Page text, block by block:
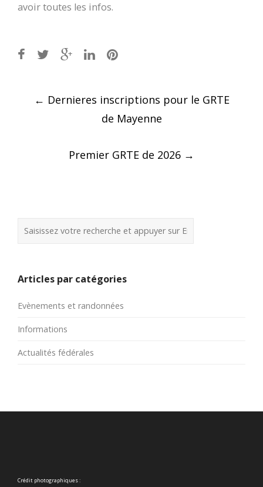
avoir toutes les infos.
Post
navigation
← Dernieres inscriptions pour le GRTE
de Mayenne
Premier GRTE de 2026 →
Articles par catégories
Evènements et randonnées
Informations
Actualités fédérales
Crédit photographiques :